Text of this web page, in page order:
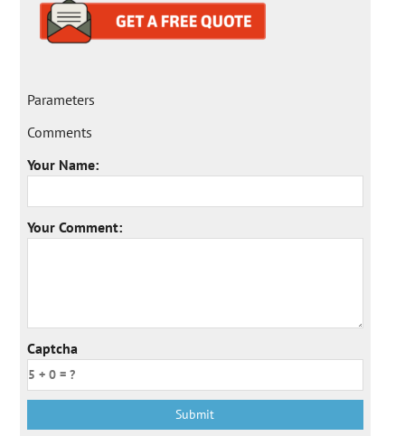
Parameters
Comments
Your Name:
Your Comment:
Captcha